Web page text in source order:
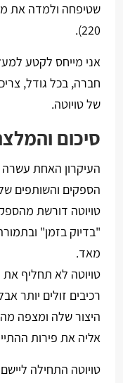
שטיפחה ולמדה את
220).
אני מייחס לקטע
חברה, בכל גודל,
של טויוטה.
סיכום
העיקרון האחת
הספקים והשותפים
טויוטה דורשת
"בדיוק בזמן"
מאד.
טויוטה לא תחליף
רכיבים זולים יותר
היצור שלה ומצפה
אליה את פירות
טויוטה התחילה